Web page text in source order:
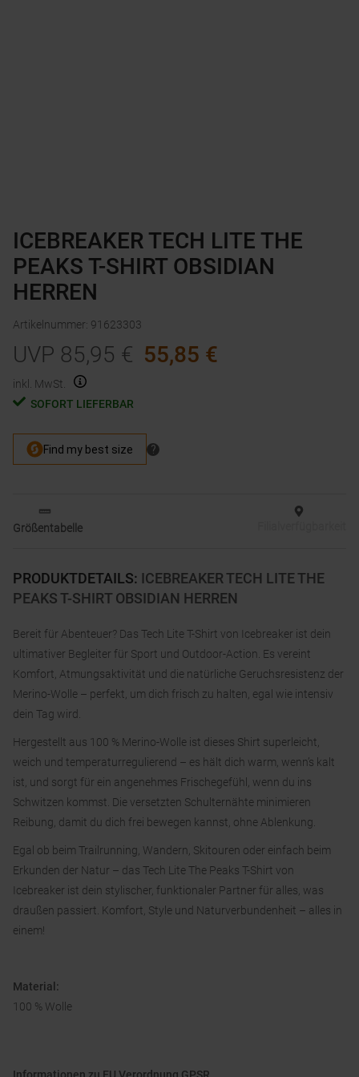
PRODUKTDETAILS: ICEBREAKER TECH LITE THE
PEAKS T-SHIRT OBSIDIAN HERREN
Bereit für Abenteuer? Das Tech Lite T-Shirt von Icebreaker ist dein
ultimativer Begleiter für Sport und Outdoor-Action. Es vereint
Komfort, Atmungsaktivität und die natürliche Geruchsresistenz der
Merino-Wolle – perfekt, um dich frisch zu halten, egal wie intensiv
dein Tag wird.
Hergestellt aus 100 % Merino-Wolle ist dieses Shirt superleicht,
weich und temperaturregulierend – es hält dich warm, wenn’s kalt
ist, und sorgt für ein angenehmes Frischegefühl, wenn du ins
Schwitzen kommst. Die versetzten Schulternähte minimieren
Reibung, damit du dich frei bewegen kannst, ohne Ablenkung.
Egal ob beim Trailrunning, Wandern, Skitouren oder einfach beim
Erkunden der Natur – das Tech Lite The Peaks T-Shirt von
Icebreaker ist dein stylischer, funktionaler Partner für alles, was
draußen passiert. Komfort, Style und Naturverbundenheit – alles in
einem!
Material:
100 % Wolle
ICEBREAKER TECH LITE THE
PEAKS T-SHIRT OBSIDIAN
HERREN
Artikelnummer: 91623303
UVP 85,95 € 55,85 €
inkl. MwSt.
SOFORT LIEFERBAR
Größentabelle